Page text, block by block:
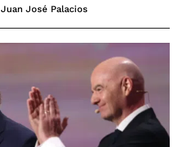
Juan José Palacios